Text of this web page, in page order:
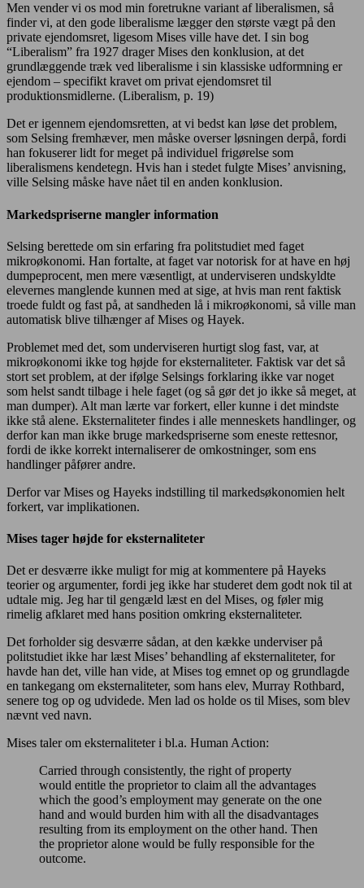
Men vender vi os mod min foretrukne variant af liberalismen, så
finder vi, at den gode liberalisme lægger den største vægt på den
private ejendomsret, ligesom Mises ville have det. I sin bog
“Liberalism” fra 1927 drager Mises den konklusion, at det
grundlæggende træk ved liberalisme i sin klassiske udformning er
ejendom – specifikt kravet om privat ejendomsret til
produktionsmidlerne. (Liberalism, p. 19)
Det er igennem ejendomsretten, at vi bedst kan løse det problem,
som Selsing fremhæver, men måske overser løsningen derpå, fordi
han fokuserer lidt for meget på individuel frigørelse som
liberalismens kendetegn. Hvis han i stedet fulgte Mises’ anvisning,
ville Selsing måske have nået til en anden konklusion.
Markedspriserne mangler information
Selsing berettede om sin erfaring fra politstudiet med faget
mikroøkonomi. Han fortalte, at faget var notorisk for at have en høj
dumpeprocent, men mere væsentligt, at underviseren undskyldte
elevernes manglende kunnen med at sige, at hvis man rent faktisk
troede fuldt og fast på, at sandheden lå i mikroøkonomi, så ville man
automatisk blive tilhænger af Mises og Hayek.
Problemet med det, som underviseren hurtigt slog fast, var, at
mikroøkonomi ikke tog højde for eksternaliteter. Faktisk var det så
stort set problem, at der ifølge Selsings forklaring ikke var noget
som helst sandt tilbage i hele faget (og så gør det jo ikke så meget, at
man dumper). Alt man lærte var forkert, eller kunne i det mindste
ikke stå alene. Eksternaliteter findes i alle menneskets handlinger, og
derfor kan man ikke bruge markedspriserne som eneste rettesnor,
fordi de ikke korrekt internaliserer de omkostninger, som ens
handlinger påfører andre.
Derfor var Mises og Hayeks indstilling til markedsøkonomien helt
forkert, var implikationen.
Mises tager højde for eksternaliteter
Det er desværre ikke muligt for mig at kommentere på Hayeks
teorier og argumenter, fordi jeg ikke har studeret dem godt nok til at
udtale mig. Jeg har til gengæld læst en del Mises, og føler mig
rimelig afklaret med hans position omkring eksternaliteter.
Det forholder sig desværre sådan, at den kække underviser på
politstudiet ikke har læst Mises’ behandling af eksternaliteter, for
havde han det, ville han vide, at Mises tog emnet op og grundlagde
en tankegang om eksternaliteter, som hans elev, Murray Rothbard,
senere tog op og udvidede. Men lad os holde os til Mises, som blev
nævnt ved navn.
Mises taler om eksternaliteter i bl.a. Human Action:
Carried through consistently, the right of property
would entitle the proprietor to claim all the advantages
which the good’s employment may generate on the one
hand and would burden him with all the disadvantages
resulting from its employment on the other hand. Then
the proprietor alone would be fully responsible for the
outcome.